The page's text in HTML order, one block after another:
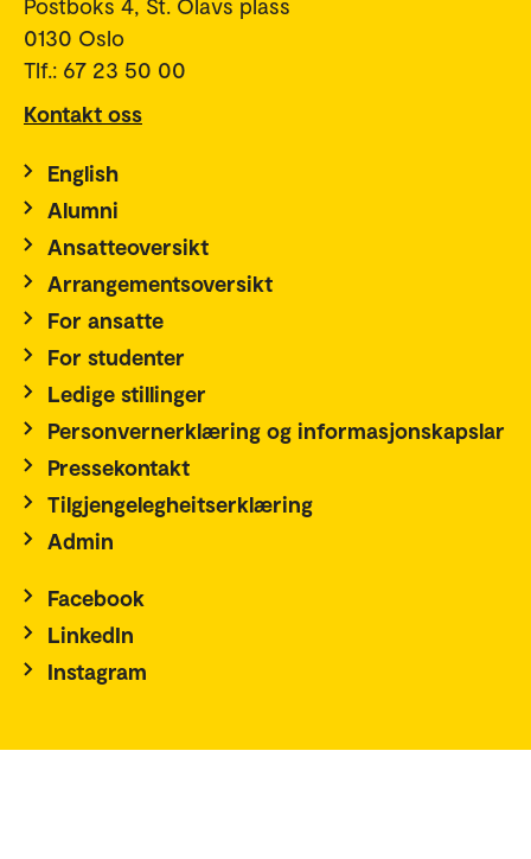
Postboks 4, St. Olavs plass
0130 Oslo
Tlf.: 67 23 50 00
Kontakt oss
English
Alumni
Ansatteoversikt
Arrangementsoversikt
For ansatte
For studenter
Ledige stillinger
Personvernerklæring og informasjonskapslar
Pressekontakt
Tilgjengelegheitserklæring
Admin
Facebook
LinkedIn
Instagram